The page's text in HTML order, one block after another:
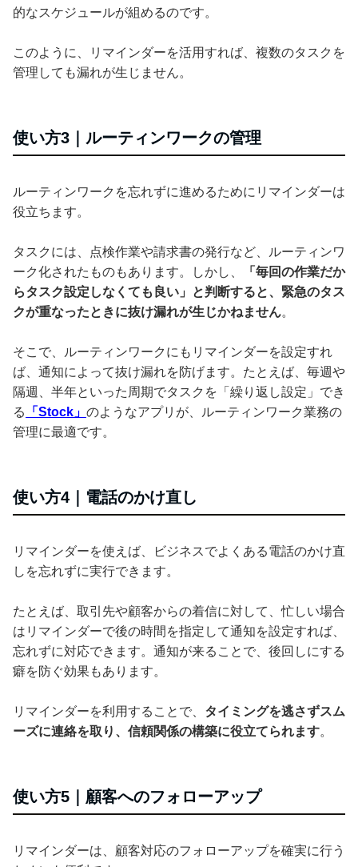
的なスケジュールが組めるのです。
このように、リマインダーを活用すれば、複数のタスクを
管理しても漏れが生じません。
使い方3｜ルーティンワークの管理
ルーティンワークを忘れずに進めるためにリマインダーは
役立ちます。
タスクには、点検作業や請求書の発行など、ルーティンワ
ーク化されたものもあります。しかし、
「毎回の作業だか
らタスク設定しなくても良い」と判断すると、緊急のタス
クが重なったときに抜け漏れが生じかねません。
そこで、ルーティンワークにもリマインダーを設定すれ
ば、通知によって抜け漏れを防げます。たとえば、毎週や
隔週、半年といった周期でタスクを「繰り返し設定」でき
る
「Stock」 のようなアプリが、ルーティンワーク業務の
管理に最適です。
使い方4｜電話のかけ直し
リマインダーを使えば、ビジネスでよくある電話のかけ直
しを忘れずに実行できます。
たとえば、取引先や顧客からの着信に対して、忙しい場合
はリマインダーで後の時間を指定して通知を設定すれば、
忘れずに対応できます。通知が来ることで、後回しにする
癖を防ぐ効果もあります。
リマインダーを利用することで、 タイミングを逃さずスム
ーズに連絡を取り、信頼関係の構築に役立てられます。
使い方5｜顧客へのフォローアップ
リマインダーは、顧客対応のフォローアップを確実に行う